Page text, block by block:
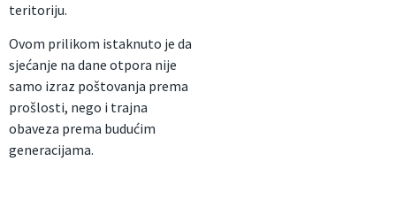
teritoriju.
Ovom prilikom istaknuto je da
sjećanje na dane otpora nije
samo izraz poštovanja prema
prošlosti, nego i trajna
obaveza prema budućim
generacijama.